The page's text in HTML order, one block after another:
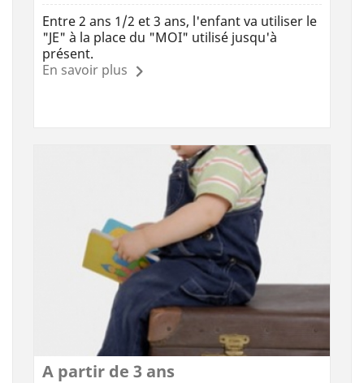
(1
Entre 2 ans 1/2 et 3 ans, l'enfant va utiliser le
"JE" à la place du "MOI" utilisé jusqu'à
présent.
En savoir plus
A partir de 3 ans